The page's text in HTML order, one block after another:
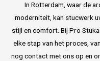
In Rotterdam, waar de
moderniteit, kan stucwerk
stijl en comfort. Bij Pro
elke stap van het proces,
nog contact met ons op en